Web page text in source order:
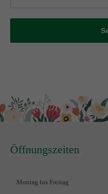
Öffnungszeiten
Montag bis Freitag